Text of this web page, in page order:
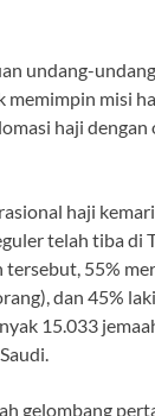
undang-
memimpin misi
haji
haji
telah tiba di
55%
dan 45%
15.033
gelombang